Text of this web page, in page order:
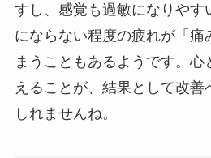
すし、感覚も過敏になりやす
にならない程度の疲れが「痛
まうこともあるようです。
えることが、結果として改善
しれませんね。